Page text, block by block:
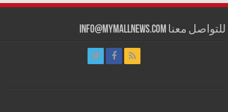
للتواصل معنا info@mymallnews.com